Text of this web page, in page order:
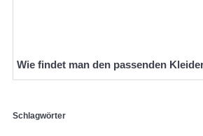
Wie findet man den passenden
Schlagwörter